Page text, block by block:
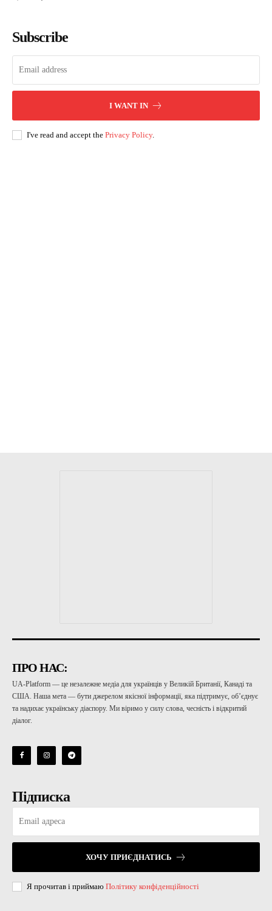
Subscribe
I WANT IN
I've read and accept the Privacy Policy.
ПРО НАС:
UA-Platform — це незалежне медіа для українців у Великій Британії, Канаді та
США. Наша мета — бути джерелом якісної інформації, яка підтримує, об’єднує
та надихає українську діаспору. Ми віримо у силу слова, чесність і відкритий
діалог.
Підписка
ХОЧУ ПРИЄДНАТИСЬ
Я прочитав і приймаю Політику конфіденційності